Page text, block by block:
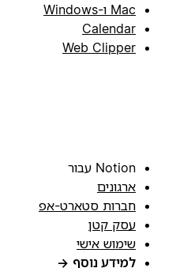
Mac ו-Windows
Calendar
Web Clipper
Notion עבור
ארגונים
חברות סטארט-אפ
עסק קטן
שימוש אישי
למידע נוסף →